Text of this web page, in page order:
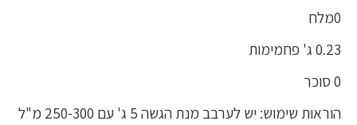
0מלח
0.23 ג' פחמימות
0 סוכר
הוראות שימוש: יש לערבב מנת הגשה 5 ג' עם 250-300 מ"ל